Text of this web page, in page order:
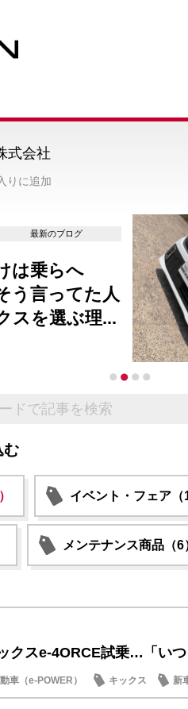
りに追加
式会社
最新のブログ
は乗らへ
う言ってた人
スを選ぶ理...
む
イベント・フェア（
メンテナンス商品（6
クスe-4ORCE試乗…「い
車（e-POWER） キックス 新